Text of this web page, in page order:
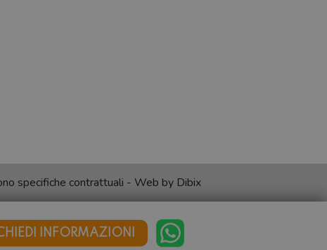
INFORMAZIONI
specifiche contrattuali - Web by Dibix